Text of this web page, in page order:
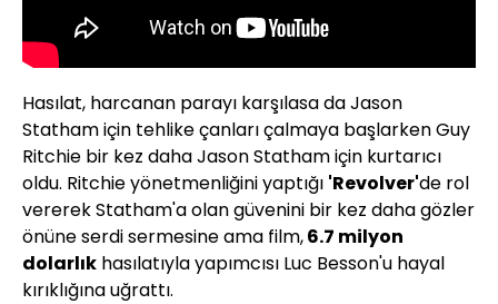
Hasılat, harcanan parayı karşılasa da Jason
Statham için tehlike çanları çalmaya başlarken Guy
Ritchie bir kez daha Jason Statham için kurtarıcı
oldu. Ritchie yönetmenliğini yaptığı 'Revolver'de rol
vererek Statham'a olan güvenini bir kez daha gözler
önüne serdi sermesine ama film,6.7 milyon
dolarlık hasılatıyla yapımcısı Luc Besson'u hayal
kırıklığına uğrattı.